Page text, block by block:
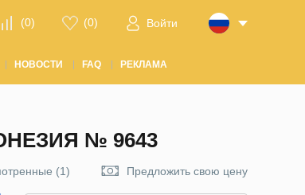
(0) (0) Войти
НОВОСТИ FAQ РЕКЛАМА
№ 9643
(1) Предложить свою цену